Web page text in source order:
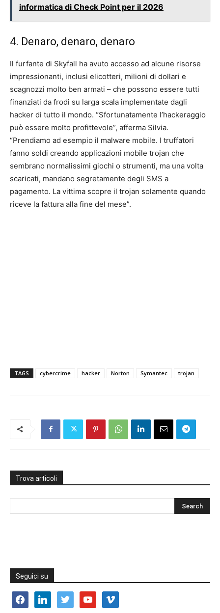
informatica di Check Point per il 2026
4. Denaro, denaro, denaro
Il furfante di Skyfall ha avuto accesso ad alcune risorse
impressionanti, inclusi elicotteri, milioni di dollari e
scagnozzi molto ben armati – che possono essere tutti
finanziati da frodi su larga scala implementate dagli
hacker di tutto il mondo. “Sfortunatamente l’hackeraggio
può essere molto profittevole”, afferma Silvia.
“Prendiamo ad esempio il malware mobile. I truffatori
fanno soldi creando applicazioni mobile trojan che
sembrano normalissimi giochi o strumenti, ma una volta
scaricati, mandano segretamente degli SMS a
pagamento. La vittima scopre il trojan solamente quando
riceve la fattura alla fine del mese”.
TAGS cybercrime hacker Norton Symantec trojan
Trova articoli
Seguici su
facebooklinkedin twitter youtube vimeo